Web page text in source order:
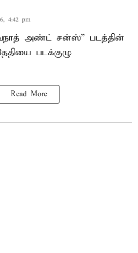
4:42 pm
அண்ட் சன்ஸ்” படத்தின்
படக்குழு
Read More